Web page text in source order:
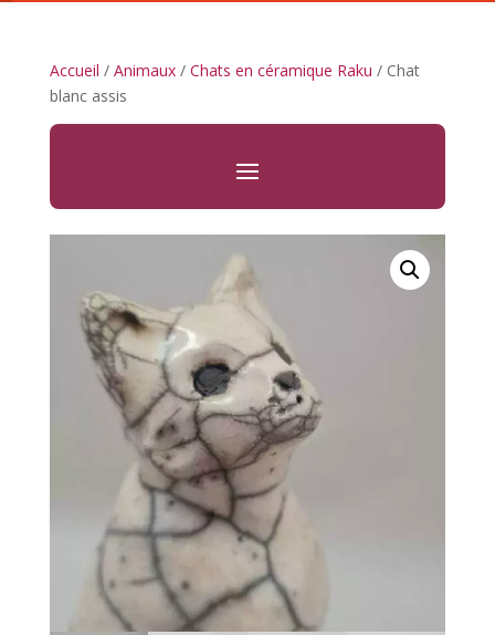
Accueil / Animaux/ Chats en céramique Raku / Chat
blanc assis